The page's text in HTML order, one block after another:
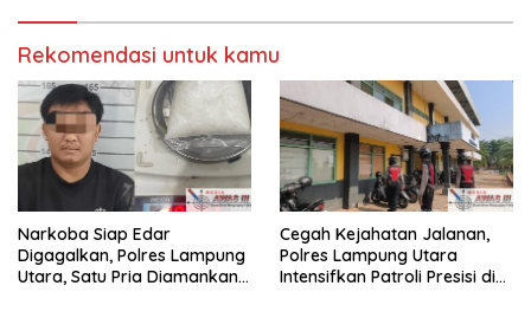
Rekomendasi untuk kamu
Narkoba Siap Edar
Digagalkan, Polres Lampung
Utara, Satu Pria Diamankan
Cegah Kejahatan Jalanan,
Polres Lampung Utara
Intensifkan Patroli Presisi di